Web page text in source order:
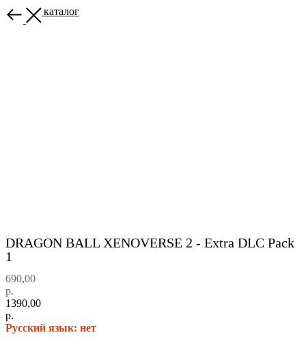
Назад в каталог
DRAGON BALL XENOVERSE 2 - Extra DLC Pack
1
690,00
р.
1390,00
р.
Русский язык: нет